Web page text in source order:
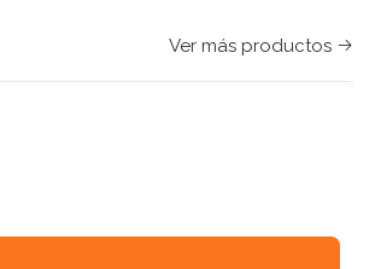
Ver más productos